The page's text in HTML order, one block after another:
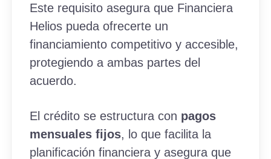
Este requisito asegura que Financiera
Helios pueda ofrecerte un
financiamiento competitivo y accesible,
protegiendo a ambas partes del
acuerdo.
El crédito se estructura con pagos
mensuales fijos, lo que facilita la
planificación financiera y asegura que